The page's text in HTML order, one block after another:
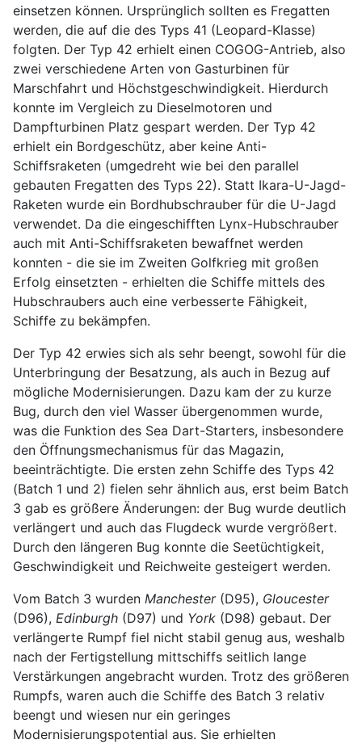
einsetzen können. Ursprünglich sollten es Fregatten
werden, die auf die des Typs 41 (Leopard-Klasse)
folgten. Der Typ 42 erhielt einen COGOG-Antrieb, also
zwei verschiedene Arten von Gasturbinen für
Marschfahrt und Höchstgeschwindigkeit. Hierdurch
konnte im Vergleich zu Dieselmotoren und
Dampfturbinen Platz gespart werden. Der Typ 42
erhielt ein Bordgeschütz, aber keine Anti-
Schiffsraketen (umgedreht wie bei den parallel
gebauten Fregatten des Typs 22). Statt Ikara-U-Jagd-
Raketen wurde ein Bordhubschrauber für die U-Jagd
verwendet. Da die eingeschifften Lynx-Hubschrauber
auch mit Anti-Schiffsraketen bewaffnet werden
konnten - die sie im Zweiten Golfkrieg mit großen
Erfolg einsetzten - erhielten die Schiffe mittels des
Hubschraubers auch eine verbesserte Fähigkeit,
Schiffe zu bekämpfen.
Der Typ 42 erwies sich als sehr beengt, sowohl für die
Unterbringung der Besatzung, als auch in Bezug auf
mögliche Modernisierungen. Dazu kam der zu kurze
Bug, durch den viel Wasser übergenommen wurde,
was die Funktion des Sea Dart-Starters, insbesondere
den Öffnungsmechanismus für das Magazin,
beeinträchtigte. Die ersten zehn Schiffe des Typs 42
(Batch 1 und 2) fielen sehr ähnlich aus, erst beim Batch
3 gab es größere Änderungen: der Bug wurde deutlich
verlängert und auch das Flugdeck wurde vergrößert.
Durch den längeren Bug konnte die Seetüchtigkeit,
Geschwindigkeit und Reichweite gesteigert werden.
Vom Batch 3 wurden Manchester(D95), Gloucester
(D96), Edinburgh (D97) und York (D98) gebaut. Der
verlängerte Rumpf fiel nicht stabil genug aus, weshalb
nach der Fertigstellung mittschiffs seitlich lange
Verstärkungen angebracht wurden. Trotz des größeren
Rumpfs, waren auch die Schiffe des Batch 3 relativ
beengt und wiesen nur ein geringes
Modernisierungspotential aus. Sie erhielten